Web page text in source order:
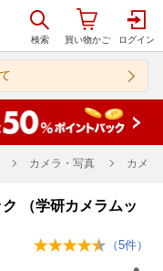
カメラ・写真 カメラ
（学研カメラムッ
（5件）